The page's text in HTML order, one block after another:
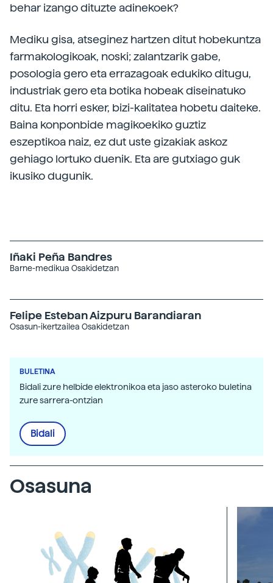
behar izango dituzte adinekoek?
Mediku gisa, atseginez hartzen ditut hobekuntza
farmakologikoak, noski; zalantzarik gabe,
posologia gero eta errazagoak edukiko ditugu,
industriak gero eta botika hobeak diseinatuko
ditu. Eta horri esker, bizi-kalitatea hobetu daiteke.
Baina konponbide magikoekiko guztiz
eszeptikoa naiz, ez dut uste gizakiak askoz
gehiago lortuko duenik. Eta are gutxiago guk
ikusiko dugunik.
Iñaki Peña Bandres
Barne-medikua Osakidetzan
Felipe Esteban Aizpuru Barandiaran
Osasun-ikertzailea Osakidetzan
BULETINA
Bidali zure helbide elektronikoa eta jaso asteroko buletina
zure sarrera-ontzian
Bidali
Osasuna